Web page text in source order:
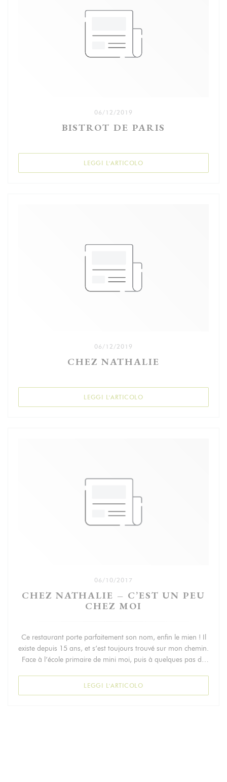
06/12/2019
BISTROT DE PARIS
LEGGI L'ARTICOLO((APRE UNA NUOVA
06/12/2019
CHEZ NATHALIE
LEGGI L'ARTICOLO((APRE UNA NUOVA
06/10/2017
CHEZ NATHALIE – C’EST UN PEU
CHEZ MOI
Ce restaurant porte parfaitement son nom, enfin le mien ! Il
existe depuis 15 ans, et s’est toujours trouvé sur mon chemin.
Face à l’école primaire de mini moi, puis à quelques pas de
centaines de mètres de chez moi.
Ici, tout est fait maison comme l’indique le label sur la carte
LEGGI L'ARTICOLO((APRE UNA NUOVA